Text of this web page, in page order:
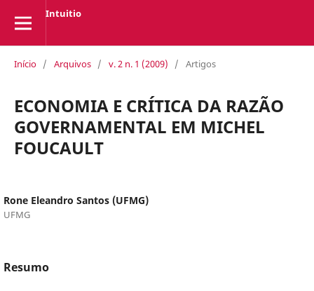
Intuitio
Início / Arquivos / v. 2 n. 1 (2009) / Artigos
ECONOMIA E CRÍTICA DA RAZÃO
GOVERNAMENTAL EM MICHEL
FOUCAULT
Rone Eleandro Santos (UFMG)
UFMG
Resumo